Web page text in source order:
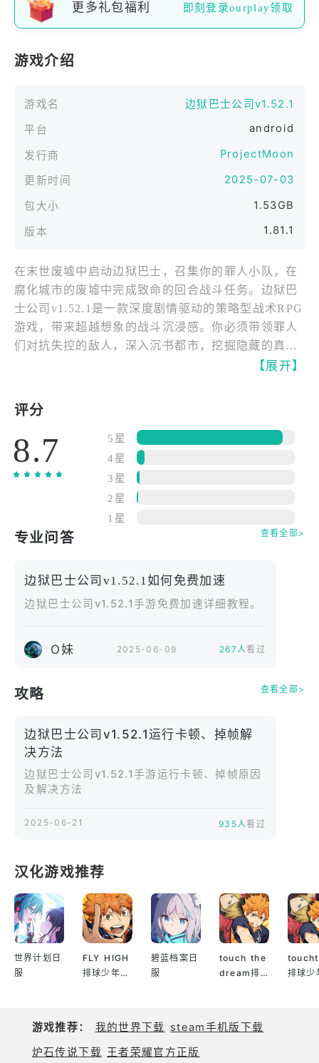
更多礼包福利 即刻登录ourplay领取
游戏介绍
游戏名
边狱巴士公司v1.52.1
平台
android
发行商 ProjectMoon
更新时间 2025-07-03
包大小 1.53GB
版本 1.81.1
在末世废墟中启动边狱巴士，召集你的罪人小队，在
腐化城市的废墟中完成致命的回合战斗任务。边狱巴
士公司v1.52.1是一款深度剧情驱动的策略型战术RPG
游戏，带来超越想象的战斗沉浸感。你必须带领罪人
们对抗失控的敌人，深入沉书都市，挖掘隐藏的真
相！但请时刻保持冷静，因为敌人将以极端扭曲的形
为什么边狱巴士公司如此与众不同？
主线探索模式：在这一模式中，你将穿越多个区域，
完成与角色身份相关的主线任务，揭示他们曾经的罪
战斗连锁系统：独创的链式攻击机制让每一场战斗充
深渊特别任务：特殊剧情事件将在随机节点触发，包
括怪物伏击、资源争夺与突发E.G.O暴走，
装备强化养成系统：解锁并升级独特面具技能，强化
角色性能，为任务提供稳定输出保障，
罪人协作支援：在关键战斗中可触发协同攻击动画，
边狱巴士公司v1.52.1版本新增任务章节、优化界面布
局，并支持更多安卓设备。该版本含免费单人模式与
挑战任务，适合想在移动端体验高强度剧情战斗的玩
游戏特点：
独特克苏鲁式世界观与压抑美术风格，
可离线畅玩的高质量策略战斗，
精致Live2D演出与动态配音剧情，
安卓系统全机型适配优化，
立刻加入这场无尽的边狱旅程，组建你的罪人小队，
【展开】
评分
8.7
5星
4星
3星
2星
1星
专业问答 查看全部>
边狱巴士公司v1.52.1如何免费加速
边狱巴士公司v1.52.1手游免费加速详细教程。
O妹 2025-06-09 267人看过
攻略 查看全部>
边狱巴士公司v1.52.1运行卡顿、掉帧解
决方法
边狱巴士公司v1.52.1手游运行卡顿、掉帧原因
及解决方法
2025-06-21 935人看过
汉化游戏推荐
世界计划日
服
FLY HIGH
排球少年日
碧蓝档案日
服
touch the
dream排
排球少
游戏推荐： 我的世界下载
steam手机版下载
炉石传说下载 王者荣耀官方正版